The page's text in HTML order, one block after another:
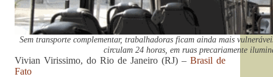
Sem transporte complementar, trabalhadoras ficam ainda mais
circulam 24 horas, em ruas precariamente
Vivian Virissimo, do Rio de Janeiro (RJ) –Brasil de
Fato